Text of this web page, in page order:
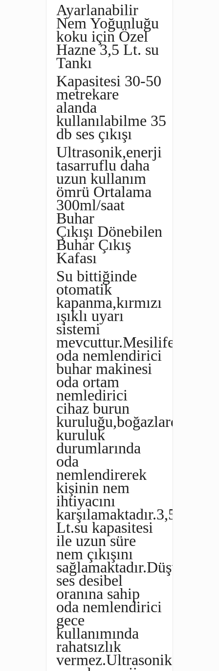
Ayarlanabilir
Nem Yoğunluğu
koku için Özel
Hazne3,5 Lt. su
Tankı
Kapasitesi 30-50
metrekare
alanda
kullanılabilme 35
db ses çıkışı
Ultrasonik,enerji
tasarruflu daha
uzun kullanım
ömrü Ortalama
300ml/saat
Buhar
Çıkışı Dönebilen
Buhar Çıkış
Kafası
Su bittiğinde
otomatik
kapanma,kırmızı
ışıklı uyarı
sistemi
mevcuttur.Mesilife
oda nemlendirici
buhar makinesi
oda ortam
nemledirici
cihaz burun
kuruluğu,boğazlarda
kuruluk
durumlarında
oda
nemlendirerek
kişinin nem
ihtiyacını
karşılamaktadır.3,5
Lt.su kapasitesi
ile uzun süre
nem çıkışını
sağlamaktadır.Düşük
ses desibel
oranına sahip
oda nemlendirici
gece
kullanımında
rahatsızlık
vermez.Ultrasonik